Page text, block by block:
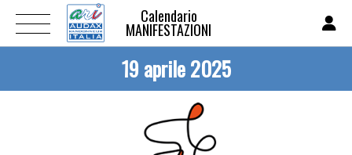
Calendario
MANIFESTAZIONI
19 aprile 2025